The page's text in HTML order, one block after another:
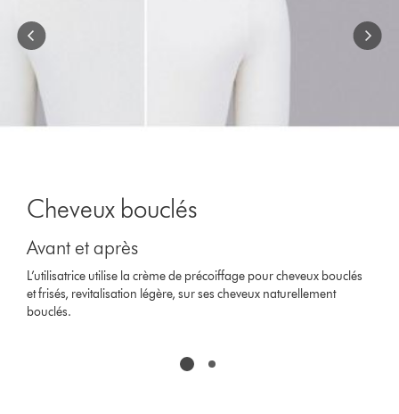
Cheveux bouclés
Avant et après
L’utilisatrice utilise la crème de précoiffage pour cheveux bouclés
et frisés, revitalisation légère, sur ses cheveux naturellement
bouclés.